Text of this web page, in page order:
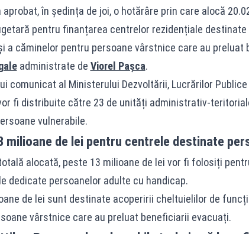
aprobat, în ședința de joi, o hotărâre prin care alocă
pentru finanțarea centrelor rezidențiale
a căminelor pentru persoane vârstnice care au preluat
administrate de Viorel Pașca.
comunicat al Ministerului Dezvoltării, Lucrărilor
fi distribuite către 23 de unități administrativ-
vulnerabile.
milioane de lei pentru centrele destinate
alocată, peste 13 milioane de lei vor fi folosiți
dedicate persoanelor adulte cu handicap.
de lei sunt destinate acoperirii cheltuielilor de
vârstnice care au preluat beneficiarii evacuați.